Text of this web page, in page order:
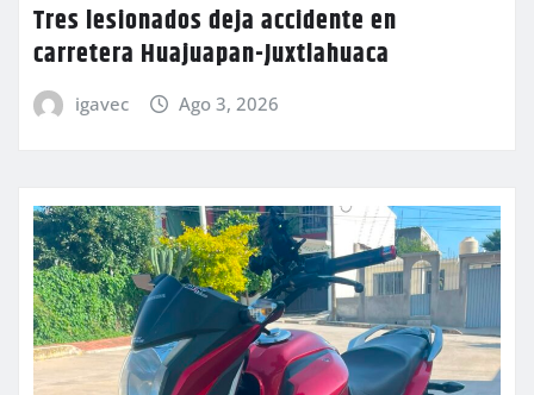
Tres lesionados deja accidente en
carretera Huajuapan-Juxtlahuaca
igavec Ago 3, 2026